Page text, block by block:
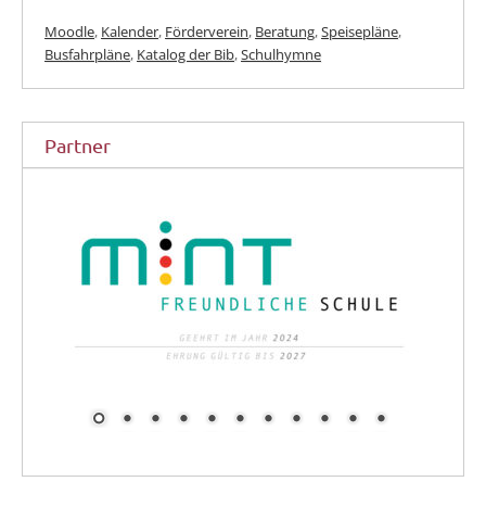
Moodle, Kalender, Förderverein, Beratung,Speisepläne,
Busfahrpläne, Katalog der Bib,Schulhymne
Partner